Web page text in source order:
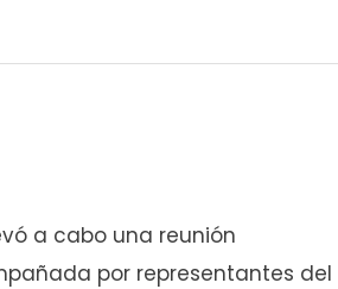
a cabo una reunión
por representantes del